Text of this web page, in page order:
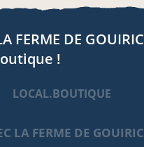
FERME DE GOUIRIC
!
LOCAL.BOUTIQUE
LA FERME DE GOUIRIC